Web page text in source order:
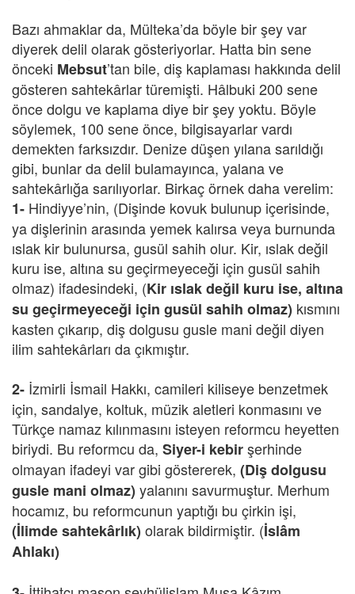
Bazı ahmaklar da, Mülteka’da böyle bir şey var
diyerek delil olarak gösteriyorlar. Hatta bin sene
önceki Mebsut’tan bile, diş kaplaması hakkında delil
gösteren sahtekârlar türemişti. Hâlbuki 200 sene
önce dolgu ve kaplama diye bir şey yoktu. Böyle
söylemek, 100 sene önce, bilgisayarlar vardı
demekten farksızdır. Denize düşen yılana sarıldığı
gibi, bunlar da delil bulamayınca, yalana ve
sahtekârlığa sarılıyorlar. Birkaç örnek daha verelim:
1- Hindiyye’nin, (Dişinde kovuk bulunup içerisinde,
ya dişlerinin arasında yemek kalırsa veya burnunda
ıslak kir bulunursa, gusül sahih olur. Kir, ıslak değil
kuru ise, altına su geçirmeyeceği için gusül sahih
olmaz) ifadesindeki, (Kir ıslak değil kuru ise, altına
su geçirmeyeceği için gusül sahih olmaz) kısmını
kasten çıkarıp, diş dolgusu gusle mani değil diyen
ilim sahtekârları da çıkmıştır.
2- İzmirli İsmail Hakkı, camileri kiliseye benzetmek
için, sandalye, koltuk, müzik aletleri konmasını ve
Türkçe namaz kılınmasını isteyen reformcu heyetten
biriydi. Bu reformcu da, Siyer-i kebirşerhinde
olmayan ifadeyi var gibi göstererek, (Diş dolgusu
gusle mani olmaz) yalanını savurmuştur. Merhum
hocamız, bu reformcunun yaptığı bu çirkin işi,
(İlimde sahtekârlık) olarak bildirmiştir. (İslâm
Ahlakı)